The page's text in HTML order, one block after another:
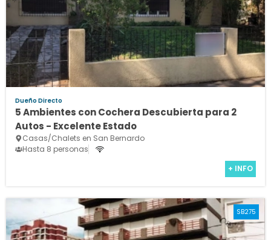
Dueño Directo
5 Ambientes con Cochera Descubierta para 2
Autos - Excelente Estado
Casas/Chalets en San Bernardo
Hasta 8 personas
+ INFO
SB275